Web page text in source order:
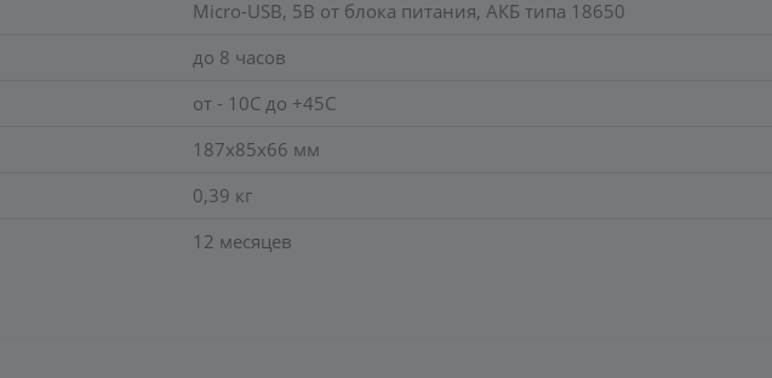
Micro-USB, 5В от блока питания, АКБ типа 18650
до 8 часов
от - 10С до +45С
187х85х66 мм
0,39 кг
12 месяцев